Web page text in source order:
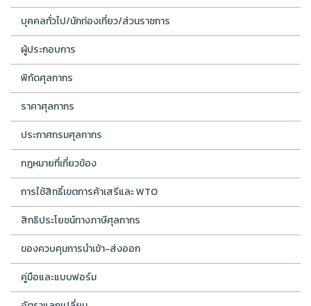
บุคคลทั่วไป/นักท่องเที่ยว/ส่วนราชการ
ผู้ประกอบการ
พิกัดศุลกากร
ราคาศุลกากร
ประกาศกรมศุลกากร
กฎหมายที่เกี่ยวข้อง
การใช้สิทธิ์เขตการค้าเสรีและ WTO
สิทธิประโยชน์ทางภาษีศุลกากร
ของควบคุมการนำเข้า-ส่งออก
คู่มือและแบบฟอร์ม